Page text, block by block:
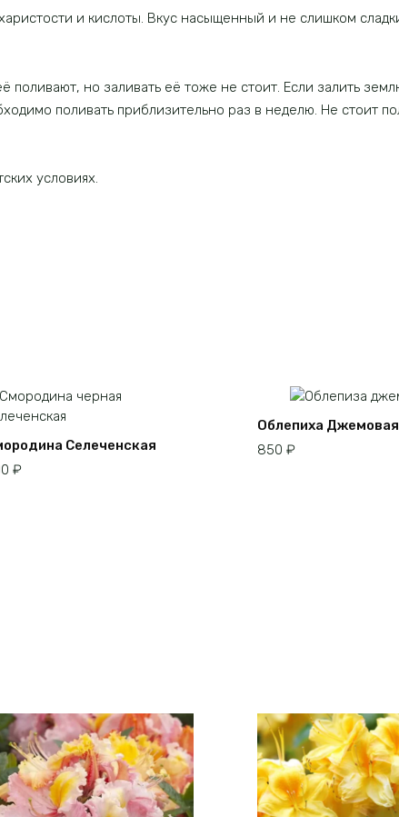
и кислоты. Вкус насыщенный и не слишком
поливают, но заливать её тоже не стоит. Если залить
поливать приблизительно раз в неделю. Не стоит
условиях.
Селеченская
₽
Облепиха Джемовая
850 ₽